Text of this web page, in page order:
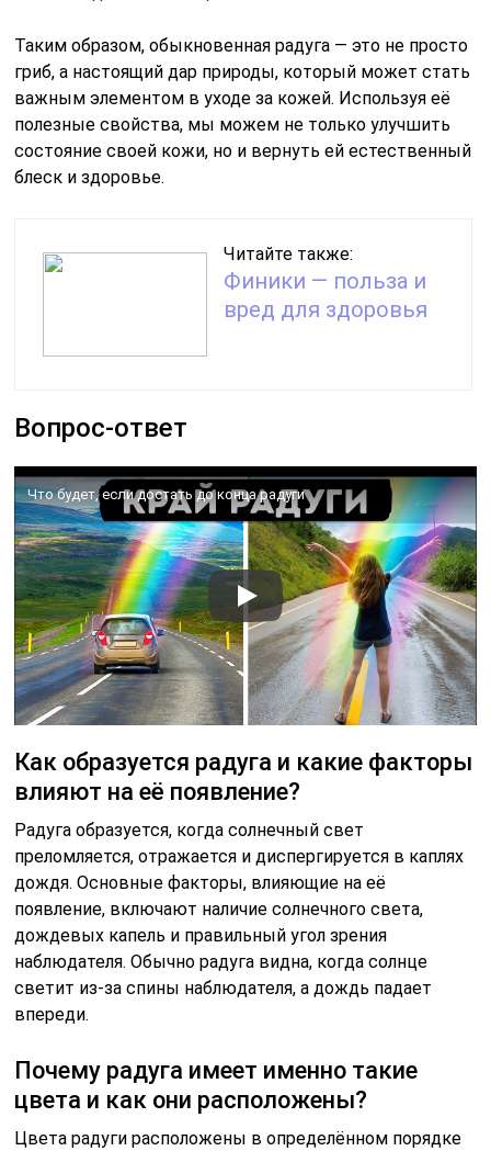
Таким образом, обыкновенная радуга — это не просто
гриб, а настоящий дар природы, который может стать
важным элементом в уходе за кожей. Используя её
полезные свойства, мы можем не только улучшить
состояние своей кожи, но и вернуть ей естественный
блеск и здоровье.
Читайте также:
Финики — польза и
вред для здоровья
Вопрос-ответ
Что будет, если достать до конца радуги
Как образуется радуга и какие факторы
влияют на её появление?
Радуга образуется, когда солнечный свет
преломляется, отражается и диспергируется в каплях
дождя. Основные факторы, влияющие на её
появление, включают наличие солнечного света,
дождевых капель и правильный угол зрения
наблюдателя. Обычно радуга видна, когда солнце
светит из-за спины наблюдателя, а дождь падает
впереди.
Почему радуга имеет именно такие
цвета и как они расположены?
Цвета радуги расположены в определённом порядке